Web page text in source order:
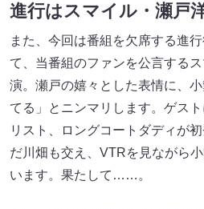
進行はスマイル・瀬戸
また、今回は番組を欠席する進
て、当番組のファンを公言する
演。瀬戸の嬉々とした表情に、
てる」とニンマリします。ゲス
リスト、ロングコートダディが
だ川畑も交え、VTRを見ながら
います。果たして……。